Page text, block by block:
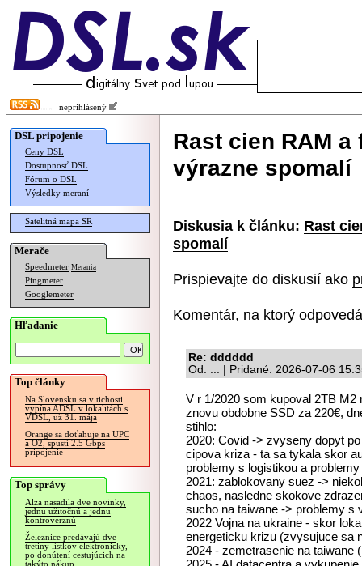
neprihlásený
DSL pripojenie
Ceny DSL
Dostupnosť DSL
Fórum o DSL
Výsledky meraní
Satelitná mapa SR
Merače
Speedmeter Merania
Pingmeter
Googlemeter
Hľadanie
Top články
Na Slovensku sa v tichosti
vypína ADSL v lokalitách s
VDSL, už 31. mája
Orange sa doťahuje na UPC
a O2, spustí 2.5 Gbps
pripojenie
Top správy
Alza nasadila dve novinky,
jednu užitočnú a jednu
kontroverznú
Železnice predávajú dve
tretiny lístkov elektronicky,
po donútení cestujúcich na
takýto nákup
Rast cien RAM
výrazne spomalí
Diskusia k článku: Rast
spomalí
Prispievajte do diskusií ako
Komentár, na ktorý
Re: dddddd
Od: ... | Pridané: 2026-07-06
V r 1/2020 som kupoval 2TB
znovu obdobne SSD za 220€,
stihlo:
2020: Covid -> zvyseny dopyt
cipova kriza - ta sa tykala skor
problemy s logistikou a
2021: zablokovany suez ->
chaos, nasledne skokove
sucho na taiwane -> problemy s
2022 Vojna na ukraine - skor
energeticku krizu (zvysujuce sa
2024 - zemetrasenie na taiwane